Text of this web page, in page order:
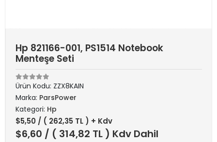
Hp 821166-001, PS1514 Notebook
Menteşe Seti
Ürün Kodu: ZZX8KAIN
Marka: ParsPower
Kategori: Hp
$5,50 / ( 262,35 TL ) + Kdv
$6,60 / ( 314,82 TL ) Kdv Dahil